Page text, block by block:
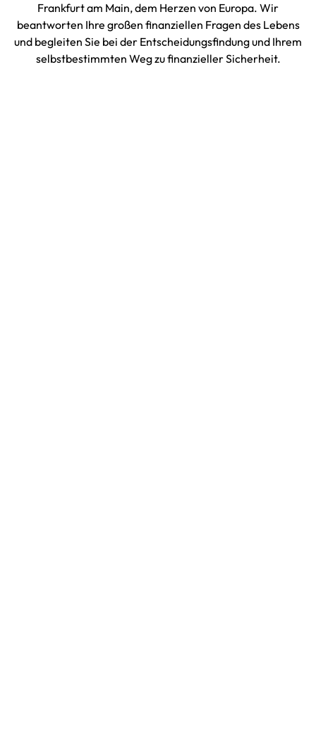
Frankfurt am Main, dem Herzen von Europa. Wir
beantworten Ihre großen finanziellen Fragen des Lebens
und begleiten Sie bei der Entscheidungsfindung und Ihrem
selbstbestimmten Weg zu finanzieller Sicherheit.